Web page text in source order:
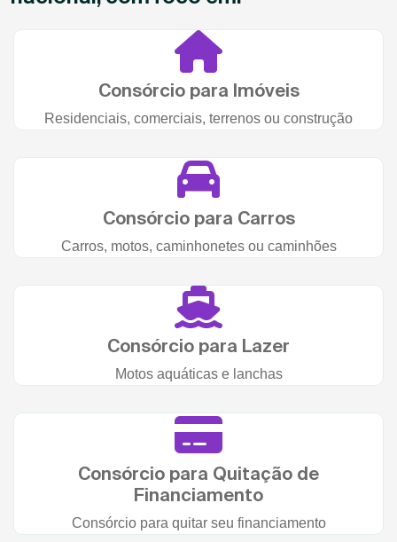
Consórcio para Imóveis
Residenciais, comerciais, terrenos ou construção
Consórcio para Carros
Carros, motos, caminhonetes ou caminhões
Consórcio para Lazer
Motos aquáticas e lanchas
Consórcio para Quitação de
Financiamento
Consórcio para quitar seu financiamento